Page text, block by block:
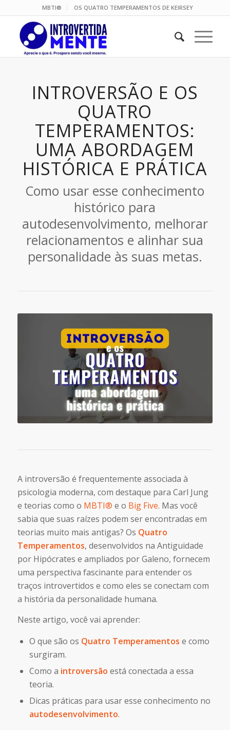
MBTI® OS QUATRO TEMPERAMENTOS DE KEIRSEY
INTROVERSÃO E OS
QUATRO
TEMPERAMENTOS:
UMA ABORDAGEM
HISTÓRICA E PRÁTICA
Como usar esse conhecimento
histórico para
autodesenvolvimento, melhorar
relacionamentos e alinhar sua
personalidade às suas metas.
A introversão é frequentemente associada à
psicologia moderna, com destaque para Carl Jung
e teorias como o MBTI® e o Big Five. Mas você
sabia que suas raízes podem ser encontradas em
teorias muito mais antigas? Os Quatro
Temperamentos, desenvolvidos na Antiguidade
por Hipócrates e ampliados por Galeno, fornecem
uma perspectiva fascinante para entender os
traços introvertidos e como eles se conectam com
a história da personalidade humana.
Neste artigo, você vai aprender:
O que são os Quatro Temperamentos e como
surgiram.
Como a introversão está conectada a essa
teoria.
Dicas práticas para usar esse conhecimento no
autodesenvolvimento.